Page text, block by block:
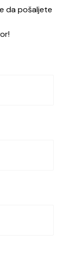
da pošaljete